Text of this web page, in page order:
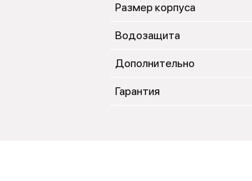
Размер корпуса
Водозащита
Дополнительно
Гарантия